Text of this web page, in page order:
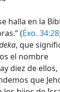
halla en la
(Éxo. 34:28;
, que
el nombre
diez de ellos,
que